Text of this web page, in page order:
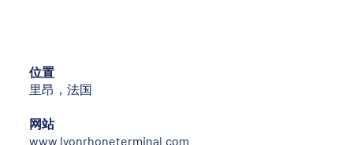
位置
里昂，法国
网站
www.lyonrhoneterminal.com